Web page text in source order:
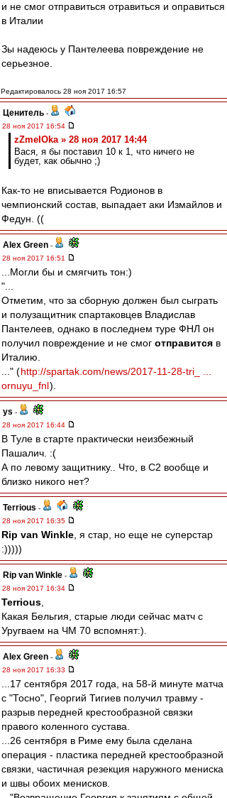
и не смог отправиться отравиться и оправиться
в Италии
Зы надеюсь у Пантелеева повреждение не
серьезное.
Редактировалось 28 ноя 2017 16:57
Ценитель -
28 ноя 2017 16:54
zZmeIOka » 28 ноя 2017 14:44
Вася, я бы поставил 10 к 1, что ничего не
будет, как обычно ;)
Как-то не вписывается Родионов в
чемпионский состав, выпадает аки Измайлов и
Федун. ((
Alex Green -
28 ноя 2017 16:51
...Могли бы и смягчить тон:)
"...
Отметим, что за сборную должен был сыграть
и полузащитник спартаковцев Владислав
Пантелеев, однако в последнем туре ФНЛ он
получил повреждение и не смог отправится в
Италию.
..." (http://spartak.com/news/2017-11-28-tri_ ...
ornuyu_fnl).
ys -
28 ноя 2017 16:44
В Туле в старте практически неизбежный
Пашалич. :(
А по левому защитнику.. Что, в С2 вообще и
близко никого нет?
Terrious -
28 ноя 2017 16:35
Rip van Winkle , я стар, но еще не суперстар
:)))))
Rip van Winkle -
28 ноя 2017 16:34
Terrious
Какая Бельгия, старые люди сейчас матч с
Уругваем на ЧМ 70 вспомнят:).
Alex Green -
28 ноя 2017 16:33
...17 сентября 2017 года, на 58-й минуте матча
с "Тосно", Георгий Тигиев получил травму -
разрыв передней крестообразной связки
правого коленного сустава.
...26 сентября в Риме ему была сделана
операция - пластика передней крестообразной
связки, частичная резекция наружного мениска
и швы обоих менисков.